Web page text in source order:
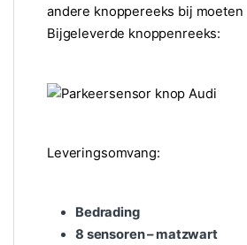
andere knoppereeks bij moeten
Bijgeleverde knoppenreeks:
Leveringsomvang:
Bedrading
8 sensoren – matzwart